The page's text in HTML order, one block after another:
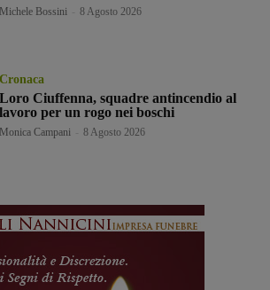
Michele Bossini 8 Agosto 2026
Cronaca
Loro Ciuffenna, squadre antincendio al
lavoro per un rogo nei boschi
Monica Campani 8 Agosto 2026